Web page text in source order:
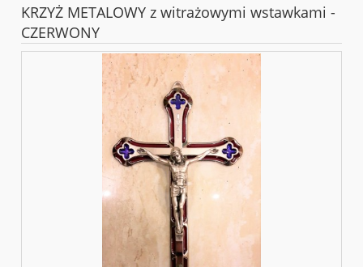
KRZYŻ METALOWY z witrażowymi wstawkami -
CZERWONY